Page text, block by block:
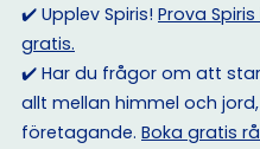
✔️ Upplev Spiris! Prova
gratis.
✔️ Har du frågor om att
allt mellan himmel och
företagande. Boka gratis